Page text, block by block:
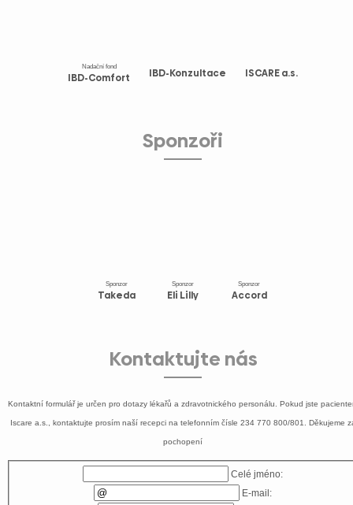
Nadační fond
IBD-Comfort IBD-Konzultace ISCARE a.s.
Sponzoři
Sponzor
Takeda
Sponzor
Eli Lilly
Sponzor
Accord
Kontaktujte nás
Kontaktní formulář je určen pro dotazy lékařů a zdravotnického personálu. Pokud jste
Iscare a.s., kontaktujte prosím naší recepci na telefonním čísle 234 770 800/801 . Děkujeme
pochopení
Celé jméno:
E-mail: